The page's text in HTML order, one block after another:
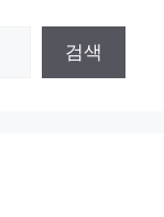
검색